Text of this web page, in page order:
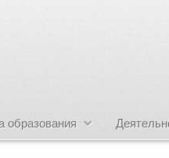
образования